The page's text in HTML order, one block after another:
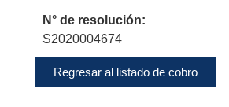
N° de resolución:
S2020004674
Regresar al listado de cobro